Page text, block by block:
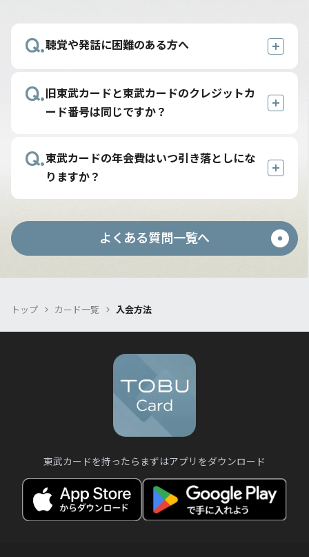
Q.聴覚や発話に困難のある方へ
A.当社では、聴覚や発話に困難のある方へ、
電話リレーサービスならびにカードセンタ
「電話リレーサービス」とは、「一般財団
法人日本財団電話リレーサービス」が提供
する公共インフラで、通訳オペレータが
「手話」または「文字」と「音声」を通訳
することにより、電話で即時・双方向のや
りとりができます。
利用方法やサービス内容につきましては、
イトをご覧ください。
Q.旧東武カードと東武カードのクレジットカ
ード番号は同じですか？
A.東武カードのカード情報は、旧東武カード
と異なり新たに設定されます。
Q.東武カードの年会費はいつ引き落としにな
りますか？
A.年会費は下記の通りのご請求となります。
入会初年度の場合 カード有効期
限月の翌月10日（土日祝の場合は翌営業
日）
限月の3ヶ月後の10日（土日祝の場合は翌
営業日）
よくある質問一覧へ
トップ カード一覧 入会方法
東武カードを持ったらまずはアプリをダウンロード